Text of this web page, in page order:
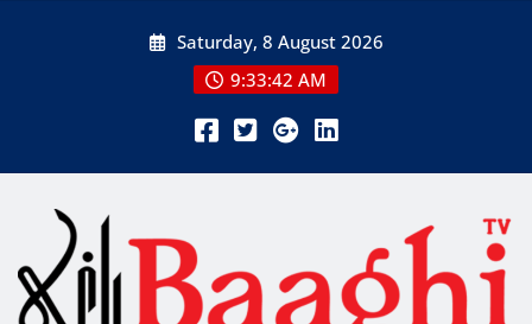
Saturday, 8 August 2026
9:33:44 AM